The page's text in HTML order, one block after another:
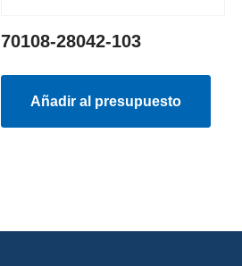
70108-28042-103
Añadir al presupuesto